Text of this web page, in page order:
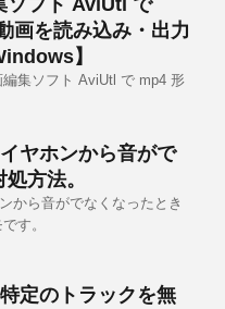
ソフト AviUtl で
画を読み込み・出力
】
集ソフト AviUtl で mp4 形
ヤホンから音がで
方法。
から音がでなくなったとき
す。
定のトラックを無